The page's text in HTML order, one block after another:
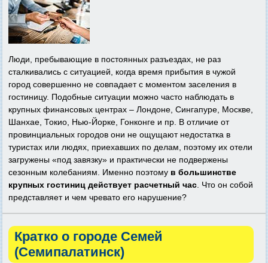
Люди, пребывающие в постоянных разъездах, не раз
сталкивались с ситуацией, когда время прибытия в чужой
город совершенно не совпадает с моментом заселения в
гостиницу. Подобные ситуации можно часто наблюдать в
крупных финансовых центрах – Лондоне, Сингапуре, Москве,
Шанхае, Токио, Нью-Йорке, Гонконге и пр. В отличие от
провинциальных городов они не ощущают недостатка в
туристах или людях, приехавших по делам, поэтому их отели
загружены «под завязку» и практически не подвержены
сезонным колебаниям. Именно поэтому в большинстве
крупных гостиниц действует расчетный час. Что он собой
представляет и чем чревато его нарушение?
Кратко о городе Семей
(Семипалатинск)